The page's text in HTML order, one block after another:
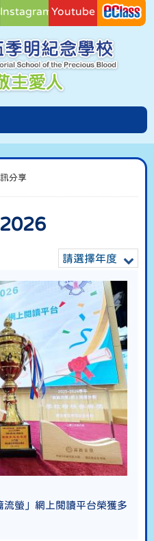
InstagramYoutube
分享
請選擇年度
螢」網上閱讀平台榮獲多